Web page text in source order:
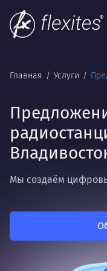
Главная Услуги
Мы создаём